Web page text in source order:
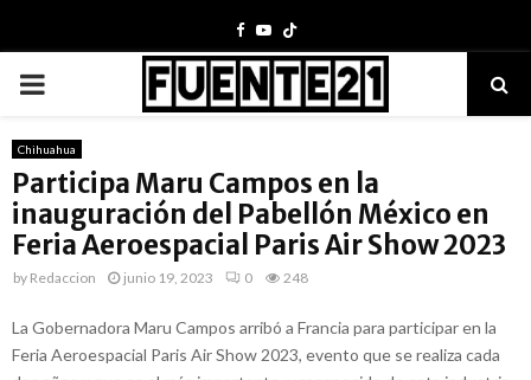
Facebook
Youtube
PRIMARY
MENU
Chihuahua
Participa Maru Campos en la
inauguración del Pabellón México en
Feria Aeroespacial Paris Air Show 2023
by Redaccion junio 19, 2023 0 248
La Gobernadora Maru Campos arribó a Francia para participar en la
Feria Aeroespacial Paris Air Show 2023, evento que se realiza cada